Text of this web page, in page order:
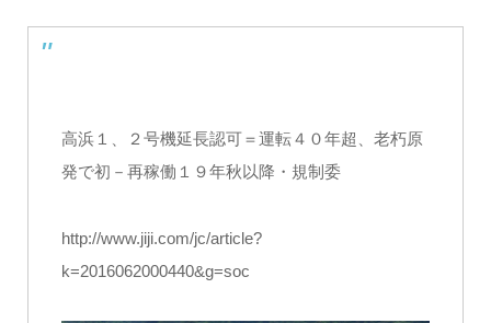
高浜１、２号機延長認可＝運転４０年超、老朽原
発で初－再稼働１９年秋以降・規制委
http://www.jiji.com/jc/article?
k=2016062000440&g=soc